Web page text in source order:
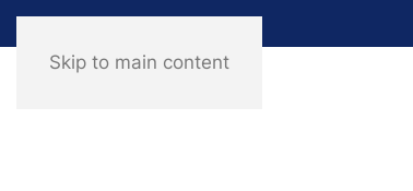
Skip to main content